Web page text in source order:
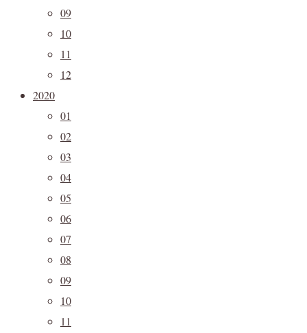
09
10
11
12
2020
01
02
03
04
05
06
07
08
09
10
11